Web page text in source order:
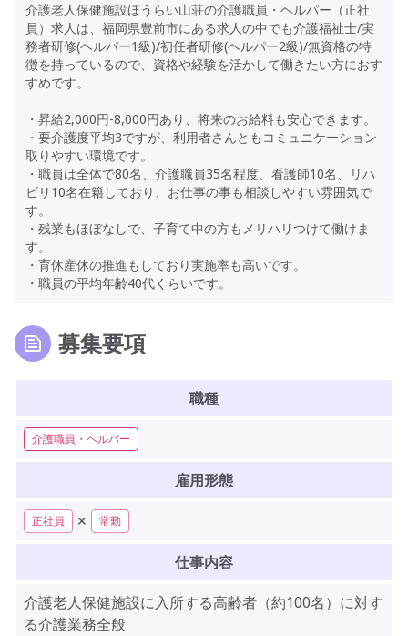
介護老人保健施設ほうらい山荘の介護職員・ヘルパー（正社
員）求人は、福岡県豊前市にある求人の中でも介護福祉士/実
務者研修(ヘルパー1級)/初任者研修(ヘルパー2級)/無資格の特
徴を持っているので、資格や経験を活かして働きたい方におす
すめです。
・昇給2,000円-8,000円あり、将来のお給料も安心できます。
・要介護度平均3ですが、利用者さんともコミュニケーション
取りやすい環境です。
・職員は全体で80名、介護職員35名程度、看護師10名、リハ
ビリ10名在籍しており、お仕事の事も相談しやすい雰囲気で
す。
・残業もほぼなしで、子育て中の方もメリハリつけて働けま
す。
・育休産休の推進もしており実施率も高いです。
・職員の平均年齢40代くらいです。
募集要項
職種
介護職員・ヘルパー
雇用形態
正社員 ✕ 常勤
仕事内容
介護老人保健施設に入所する高齢者（約100名）に対す
る介護業務全般